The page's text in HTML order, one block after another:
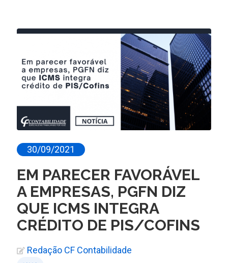
30/09/2021
EM PARECER FAVORÁVEL
A EMPRESAS, PGFN DIZ
QUE ICMS INTEGRA
CRÉDITO DE PIS/COFINS
Redação CF Contabilidade